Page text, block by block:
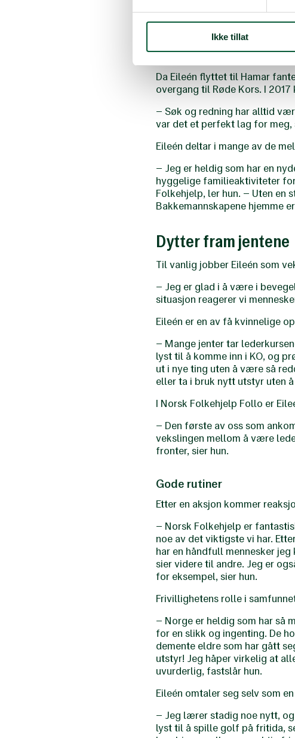
Ikke tillat
som var aktiv i Norsk
– Hun dro meg med, og jeg
annet i
Da Eileén flyttet til Hamar
overgang til Røde Kors. I
– Søk og redning har alltid
var det et perfekt lag for meg,
Eileén deltar i mange av de
– Jeg er heldig som har en
hyggelige familieaktiviteter
Folkehjelp, ler hun. – Uten en
Bakkemannskapene hjemme
Dytter fram jentene
Til vanlig jobber Eileén som
– Jeg er glad i å være i
situasjon reagerer vi
Eileén er en av få kvinnelige
– Mange jenter tar
lyst til å komme inn i KO, og
ut i nye ting uten å være så
eller ta i bruk nytt utstyr uten
I Norsk Folkehjelp Follo er
– Den første av oss som
vekslingen mellom å være
fronter, sier hun.
Gode rutiner
Etter en aksjon kommer
– Norsk Folkehjelp er
noe av det viktigste vi har.
har en håndfull mennesker
sier videre til andre. Jeg er
for eksempel, sier hun.
Frivillighetens rolle i
– Norge er heldig som har så
for en slikk og ingenting. De
demente eldre som har gått
utstyr! Jeg håper virkelig at
uvurderlig, fastslår hun.
Eileén omtaler seg selv som
– Jeg lærer stadig noe nytt, og
lyst til å spille golf på fritida,